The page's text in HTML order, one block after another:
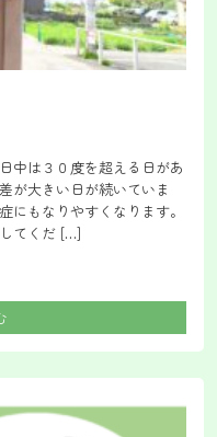
中は３０度を超える日があ
が大きい日が続いていま
にもなりやすくなります。
てくだ […]